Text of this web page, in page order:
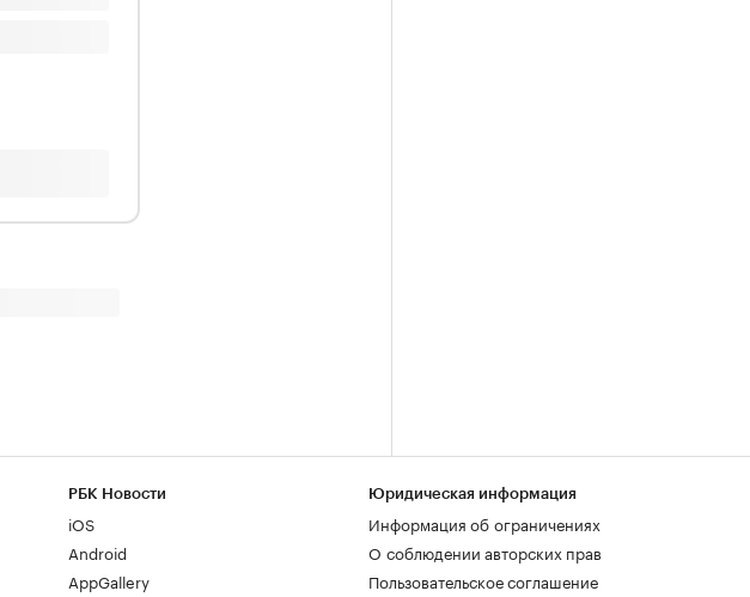
РБК Новости
iOS
Android
AppGallery
Юридическая информация
Информация об ограничениях
О соблюдении авторских прав
Пользовательское соглашение